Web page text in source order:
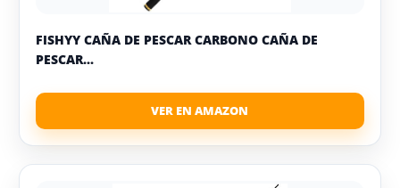
FISHYY CAÑA DE PESCAR CARBONO CAÑA DE
PESCAR...